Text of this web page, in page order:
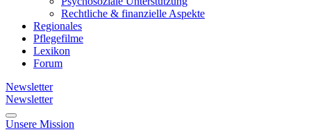
Rechtliche & finanzielle Aspekte
Regionales
Pflegefilme
Lexikon
Forum
Newsletter
Newsletter
Unsere Mission